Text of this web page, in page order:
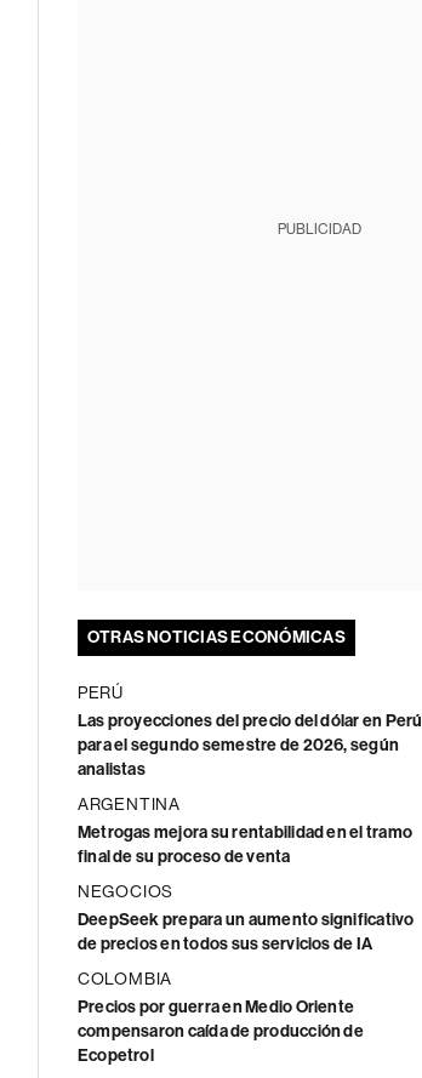
PUBLICIDAD
OTRAS NOTICIAS ECONÓMICAS
PERÚ
Las proyecciones del precio del dólar en Perú
para el segundo semestre de 2026, según
analistas
ARGENTINA
Metrogas mejora su rentabilidad en el tramo
final de su proceso de venta
NEGOCIOS
DeepSeek prepara un aumento significativo
de precios en todos sus servicios de IA
COLOMBIA
Precios por guerra en Medio Oriente
compensaron caída de producción de
Ecopetrol